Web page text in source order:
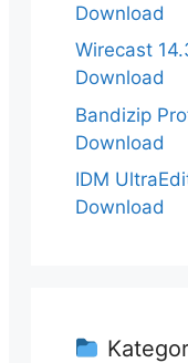
Download
Wirecast
Download
Bandizip
Download
IDM
Download